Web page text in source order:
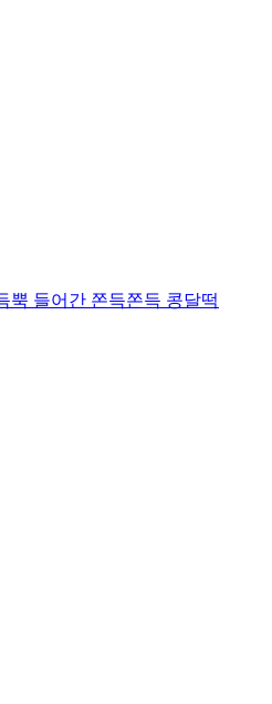
뿍 들어간 쫀득쫀득 콩달떡